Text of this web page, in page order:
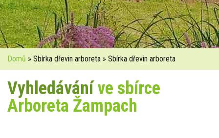
Domů » Sbírka dřevin arboreta » Sbírka dřevin arboreta
Vyhledáváníve sbírce
Arboreta Žampach